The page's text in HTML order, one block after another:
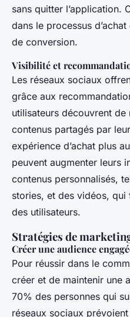
sans quitter l’application.
dans le processus
de conversion.
Visibilité et
Les réseaux sociaux
grâce aux
utilisateurs découvrent
contenus partagés par
expérience d’achat plus
peuvent augmenter leurs
contenus personnalisés,
stories, et des vidéos, qui
des utilisateurs.
Stratégies de
Créer une audience
Pour réussir dans le
créer et de maintenir une
70% des personnes qui
réseaux sociaux